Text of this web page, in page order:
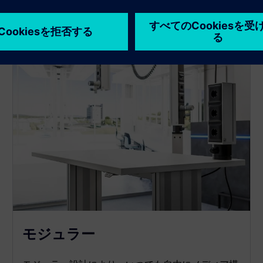
モジュラー